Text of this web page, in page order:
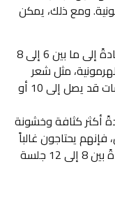
ومع ذلك، يمكن
للنساء: تحتاج معظم مناطق الجسم عادةً إلى ما بين 6 إلى 8
مثل شعر
الوجه، قد تتطلب عدداً أكبر من الجلسات قد يصل إلى 10 أو
أكثر كثافة وخشونة
يحتاجون غالباً
إلى عدد أكبر من الجلسات، يتراوح عادةً بين 8 إلى 12 جلسة